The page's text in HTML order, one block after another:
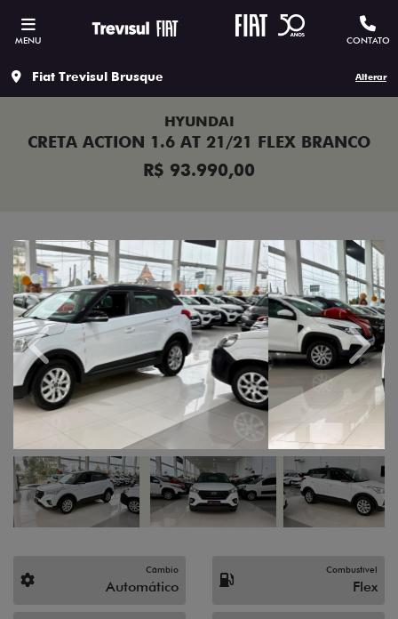
MENU CONTATO
Fiat Trevisul Brusque Alterar
HYUNDAI
CRETA ACTION 1.6 AT 21/21 FLEX BRANCO
R$ 93.990,00
Previous Next
Câmbio
Automático
Combustível
Flex